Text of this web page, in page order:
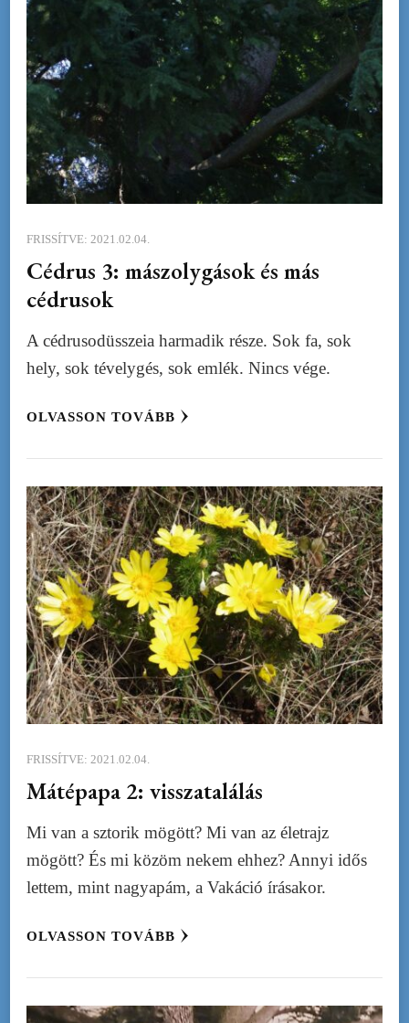
FRISSÍTVE: 2021.02.04.
Cédrus 3: mászolygások és más
cédrusok
A cédrusodüsszeia harmadik része. Sok fa, sok
hely, sok tévelygés, sok emlék. Nincs vége.
OLVASSON TOVÁBB
FRISSÍTVE: 2021.02.04.
Mátépapa 2: visszatalálás
Mi van a sztorik mögött? Mi van az életrajz
mögött? És mi közöm nekem ehhez? Annyi idős
lettem, mint nagyapám, a Vakáció írásakor.
OLVASSON TOVÁBB